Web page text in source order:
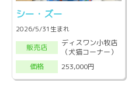
シー・ズー
2026/5/31生まれ
販売店
ディスワン小牧店
（犬猫コーナー）
価格
253,000円